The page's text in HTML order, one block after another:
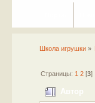
Школа игрушки»
Страницы: 1 2[3]
Автор